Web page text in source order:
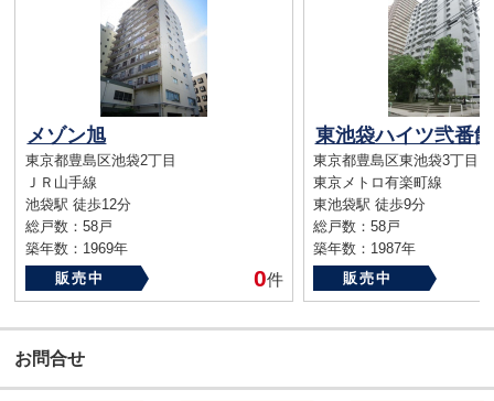
メゾン旭
東京都豊島区池袋2丁目
ＪＲ山手線
池袋駅 徒歩12分
総戸数：58戸
築年数：1969年
販売中
0件
東池袋ハイツ弐番館
東京都豊島区東池袋3丁目
東京メトロ有楽町線
東池袋駅 徒歩9分
総戸数：58戸
築年数：1987年
販売中
お問合せ